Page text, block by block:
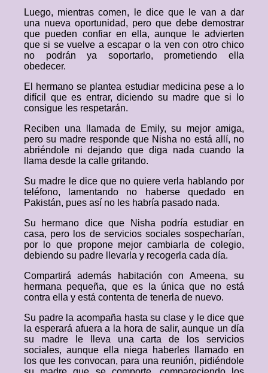
Luego, mientras comen, le dice que le van a dar
una nueva oportunidad, pero que debe demostrar
que pueden confiar en ella, aunque le advierten
que si se vuelve a escapar o la ven con otro chico
no podrán ya soportarlo, prometiendo ella
obedecer.
El hermano se plantea estudiar medicina pese a lo
difícil que es entrar, diciendo su madre que si lo
consigue les respetarán.
Reciben una llamada de Emily, su mejor amiga,
pero su madre responde que Nisha no está allí, no
abriéndole ni dejando que diga nada cuando la
llama desde la calle gritando.
Su madre le dice que no quiere verla hablando por
teléfono, lamentando no haberse quedado en
Pakistán, pues así no les habría pasado nada.
Su hermano dice que Nisha podría estudiar en
casa, pero los de servicios sociales sospecharían,
por lo que propone mejor cambiarla de colegio,
debiendo su padre llevarla y recogerla cada día.
Compartirá además habitación con Ameena, su
hermana pequeña, que es la única que no está
contra ella y está contenta de tenerla de nuevo.
Su padre la acompaña hasta su clase y le dice que
la esperará afuera a la hora de salir, aunque un día
su madre le lleva una carta de los servicios
sociales, aunque ella niega haberles llamado en
los que les convocan, para una reunión, pidiéndole